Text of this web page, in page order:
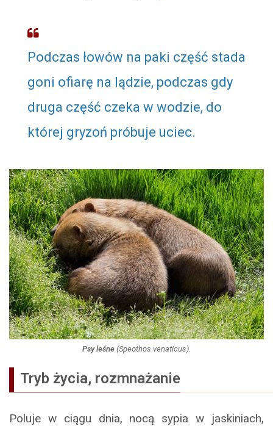
Podczas łowów na paki część stada
goni ofiarę na lądzie, podczas gdy
druga część czeka w wodzie, do
której gryzoń próbuje uciec.
Psy leśne (Speothos venaticus).
Tryb życia, rozmnażanie
Poluje w ciągu dnia, nocą sypia w jaskiniach,